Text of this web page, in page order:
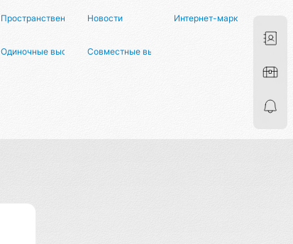
Пространственный храмНовости Интернет-маркетинг
Одиночные выступленияСовместные выступления